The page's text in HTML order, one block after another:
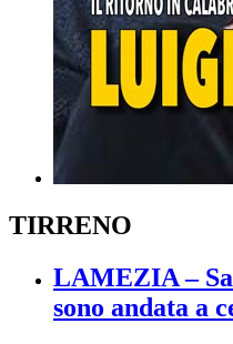
TIRRENO
LAMEZIA –
sono andata a